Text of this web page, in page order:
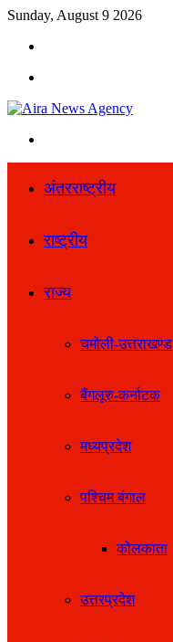
Sunday, August 9 2026
अंतरराष्ट्रीय
राष्ट्रीय
राज्य
चमोली-उत्तराखण्ड
बैंगलूरु-कर्नाटक
मध्यप्रदेश
पश्चिम बंगाल
कोलकाता
उत्तरप्रदेश